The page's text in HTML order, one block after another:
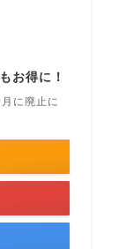
お得に！
に廃止に